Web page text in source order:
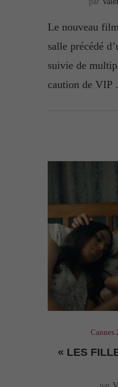
Le nouveau
salle précédé
suivie de
caution de VIP
Cannes
« LES